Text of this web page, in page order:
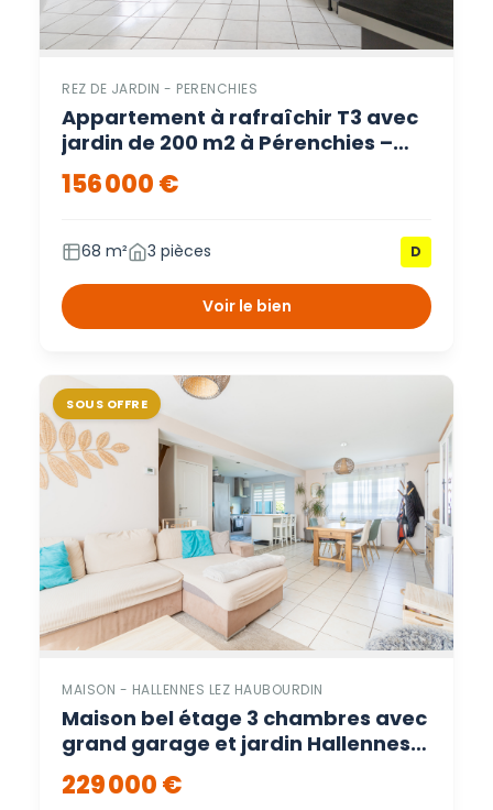
REZ DE JARDIN - PERENCHIES
Appartement à rafraîchir T3 avec
jardin de 200 m2 à Pérenchies –
Perenchies
156 000 €
68 m² 3 pièces D
Voir le bien
SOUS OFFRE
MAISON - HALLENNES LEZ HAUBOURDIN
Maison bel étage 3 chambres avec
grand garage et jardin Hallennes-
lez-Haubourdin – Hallennes lez
haubourdin
229 000 €